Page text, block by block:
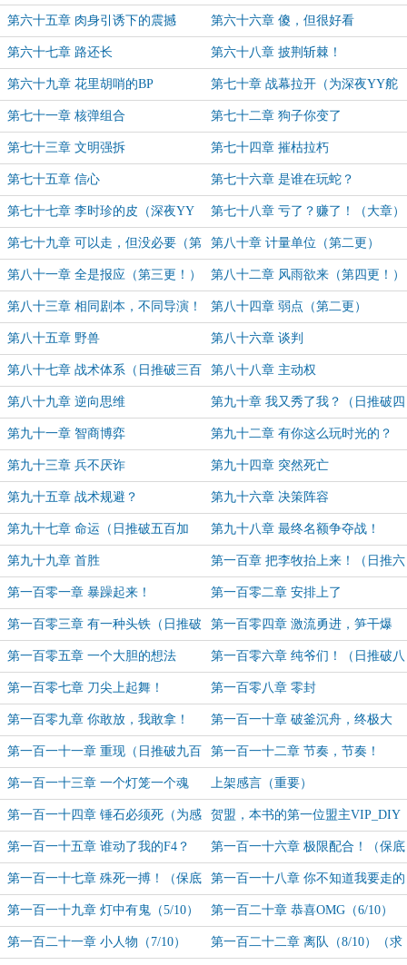
第六十五章 肉身引诱下的震撼 第六十六章 傻，但很好看
第六十七章 路还长 第六十八章 披荆斩棘！
第六十九章 花里胡哨的BP 第七十章 战幕拉开（为深夜YY舵
主成就加更）
第七十一章 核弹组合 第七十二章 狗子你变了
第七十三章 文明强拆 第七十四章 摧枯拉朽
第七十五章 信心 第七十六章 是谁在玩蛇？
第七十七章 李时珍的皮（深夜YY
万赏加更！）
第七十八章 亏了？赚了！（大章）
第七十九章 可以走，但没必要（第
一更）
第八十章 计量单位（第二更）
第八十一章 全是报应（第三更！） 第八十二章 风雨欲来（第四更！）
（为雅帝轩辕无忧老哥万赏加更！）
第八十三章 相同剧本，不同导演！
（第一更）
第八十四章 弱点（第二更）
第八十五章 野兽 第八十六章 谈判
第八十七章 战术体系（日推破三百
加更！）
第八十八章 主动权
第八十九章 逆向思维 第九十章 我又秀了我？（日推破四
百加更！）
第九十一章 智商博弈 第九十二章 有你这么玩时光的？
第九十三章 兵不厌诈 第九十四章 突然死亡
第九十五章 战术规避？ 第九十六章 决策阵容
第九十七章 命运（日推破五百加
更！）
第九十八章 最终名额争夺战！
第九十九章 首胜 第一百章 把李牧抬上来！（日推六
百加更！）
第一百零一章 暴躁起来！ 第一百零二章 安排上了
第一百零三章 有一种头铁（日推破
七百加更！）
第一百零四章 激流勇进，笋干爆
炸！
第一百零五章 一个大胆的想法 第一百零六章 纯爷们！（日推破八
百加更！）
第一百零七章 刀尖上起舞！ 第一百零八章 零封
第一百零九章 你敢放，我敢拿！ 第一百一十章 破釜沉舟，终极大
招！
第一百一十一章 重现（日推破九百
加更！）
第一百一十二章 节奏，节奏！
第一百一十三章 一个灯笼一个魂 上架感言（重要）
第一百一十四章 锤石必须死（为感
谢所有书友，加更！）
贺盟，本书的第一位盟主VIP_DIY
大佬
第一百一十五章 谁动了我的F4？
（保底1/10）（求首订！）
第一百一十六章 极限配合！（保底
2）
第一百一十七章 殊死一搏！（保底
3/10）
第一百一十八章 你不知道我要走的
路（4/10）
第一百一十九章 灯中有鬼（5/10）
（求订阅，求月票！）
第一百二十章 恭喜OMG（6/10）
（求订阅，求月票！）
第一百二十一章 小人物（7/10） 第一百二十二章 离队（8/10）（求